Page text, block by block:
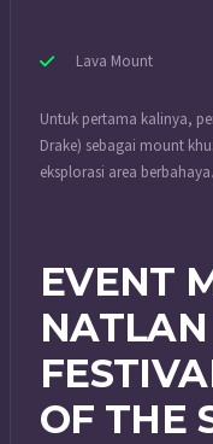
Lava Mount
Untuk pertama kalinya,
Drake) sebagai mount
eksplorasi area berbahaya.
EVENT
OF THE